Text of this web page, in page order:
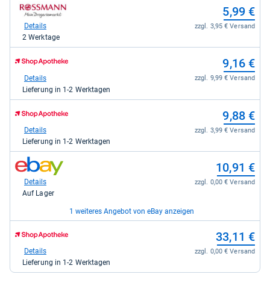
5,19
kaufen.
zum
Shop:
rossmann
kaufen.
5,99 €
zzgl. 3,95 € Versand
Details
2 Werktage
zum
Shop:
Shop
für
kaufen.
9,16 €
zzgl. 9,99 € Versand
Details
Lieferung in 1-2 Werktagen
Shop:
Shop
für
kaufen.
9,88 €
zzgl. 3,99 € Versand
Details
Lieferung in 1-2 Werktagen
zum
Shop:
eBay
10,91 €
zzgl. 0,00 € Versand
Details
Auf Lager
1 weiteres Angebot von eBay anzeigen
zum
Shop:
eBay
11,65 €
zzgl. 3,99 € Versand
Details
Auf Lager
zum
Shop:
Shop
33,11 €
zzgl. 0,00 € Versand
Details
Lieferung in 1-2 Werktagen